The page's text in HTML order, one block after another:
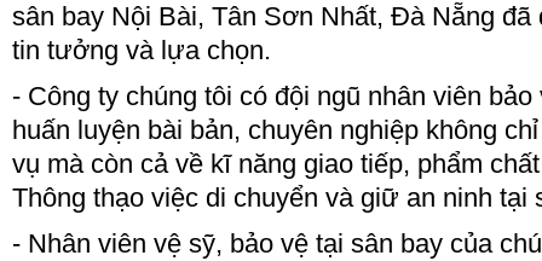
sân bay Nội Bài, Tân Sơn Nhất, Đà Nẵng
tin tưởng và lựa chọn.
- Công ty chúng tôi có đội ngũ nhân viên
huấn luyện bài bản, chuyên nghiệp không
vụ mà còn cả về kĩ năng giao tiếp, phẩm
Thông thạo việc di chuyển và giữ an ninh tại
- Nhân viên vệ sỹ, bảo vệ tại sân bay của